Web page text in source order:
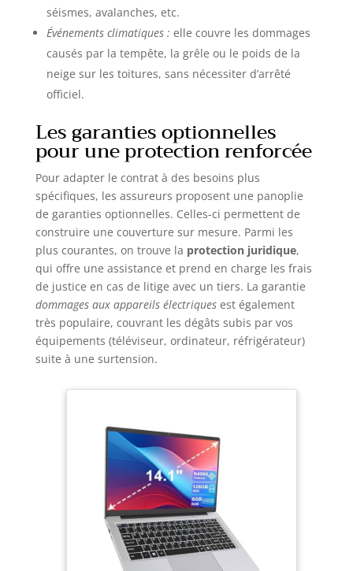
séismes, avalanches, etc.
Événements climatiques : elle couvre les dommages
causés par la tempête, la grêle ou le poids de la
neige sur les toitures, sans nécessiter d’arrêté
officiel.
Les garanties optionnelles
pour une protection renforcée
Pour adapter le contrat à des besoins plus
spécifiques, les assureurs proposent une panoplie
de garanties optionnelles. Celles-ci permettent de
construire une couverture sur mesure. Parmi les
plus courantes, on trouve la protection juridique,
qui offre une assistance et prend en charge les frais
de justice en cas de litige avec un tiers. La garantie
dommages aux appareils électriquesest également
très populaire, couvrant les dégâts subis par vos
équipements (téléviseur, ordinateur, réfrigérateur)
suite à une surtension.